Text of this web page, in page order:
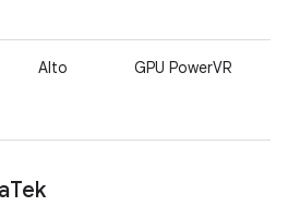
Alto GPU PowerVR
Tek